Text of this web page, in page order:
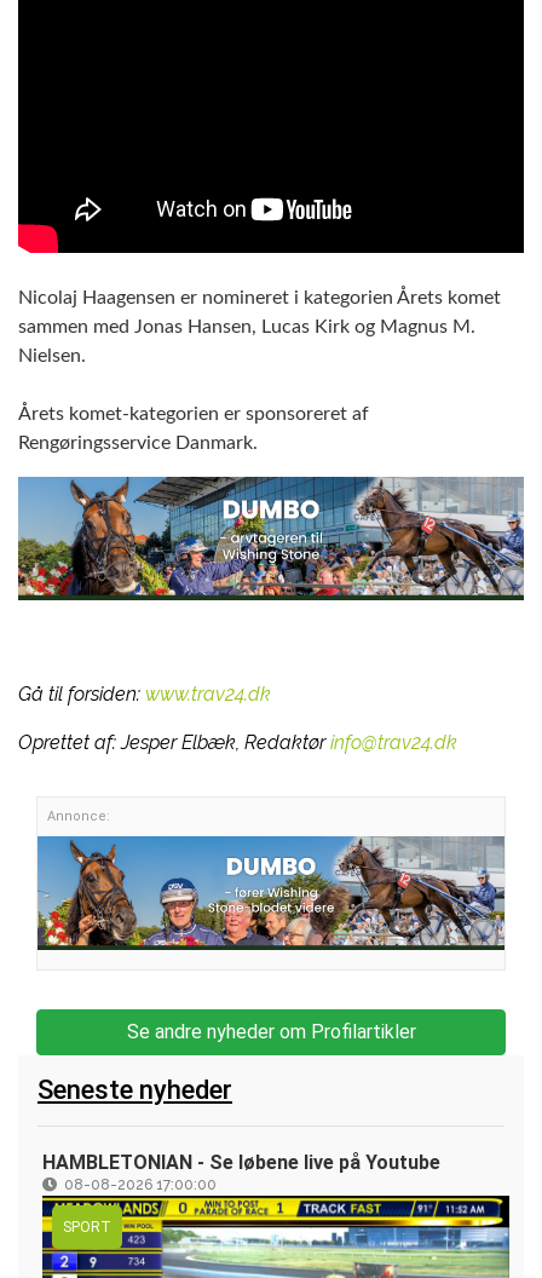
Nicolaj Haagensen er nomineret i kategorien Årets komet
sammen med Jonas Hansen, Lucas Kirk og Magnus M.
Nielsen.
Årets komet-kategorien er sponsoreret af
Rengøringsservice Danmark.
Gå til forsiden: www.trav24.dk
Oprettet af:Jesper Elbæk, Redaktør info@trav24.dk
Annonce:
Se andre nyheder om Profilartikler
Seneste nyheder
HAMBLETONIAN - Se løbene live på Youtube
08-08-2026 17:00:00
SPORT